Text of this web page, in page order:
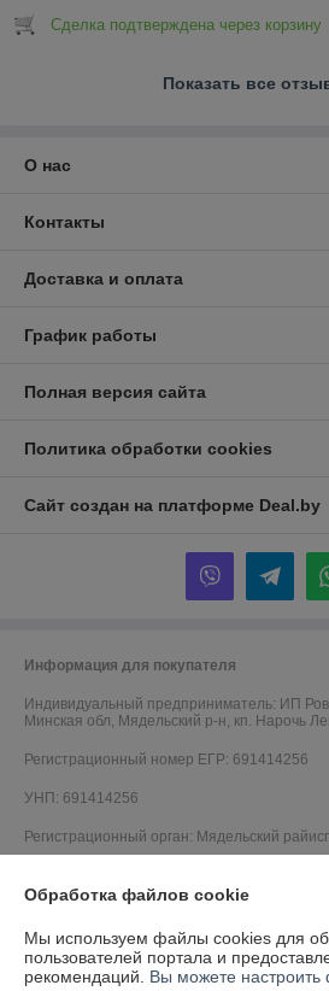
Сделка подтверждена через корзину
Показать все
О нас
Контакты
Доставка и оплата
График работы
Полная версия сайта
Политика обработки cookies
Сайт создан на платформе Deal.by
Информация для покупателя
Индивидуальный предприниматель: ИП
Минская обл, Мядельский р-н, кп. Нарочь
Регистрационный номер ЕГР: 691414256
УНП: 691414256
Регистрационный орган: Мядельский
Обработка файлов cookie
Мы используем файлы cookies для
пользователей портала и
рекомендаций. Вы можете